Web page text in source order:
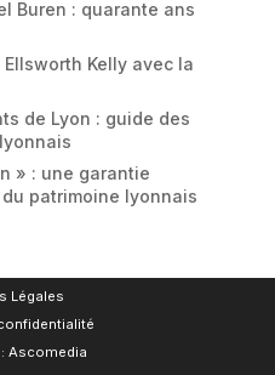
Buren : quarante ans
Kelly avec la
de Lyon : guide des
» : une garantie
patrimoine lyonnais
Légales
Ascomedia